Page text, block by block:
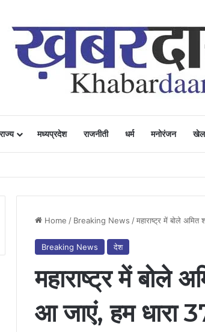
मध्यप्रदेश राजनीती धर्म मनोरंजन खेल
में उत्साह, नैनो डीएपी और नैनो यूरिया बने किसानों के भरोसेमंद कृषि
Home / Breaking News /महाराष्ट्र में बोले
Breaking News देश
महाराष्ट्र में बोले
आ जाएं, हम धारा